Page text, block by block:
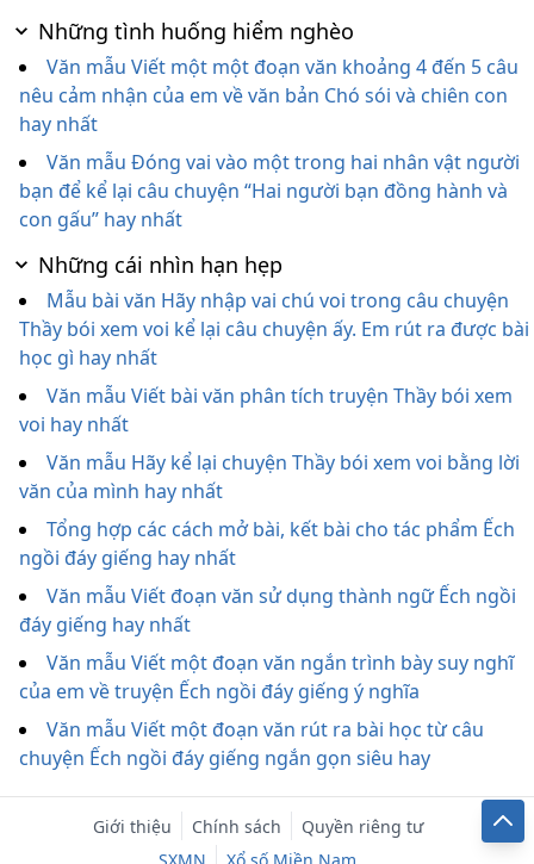
Những tình huống hiểm nghèo
Văn mẫu Viết một một đoạn văn khoảng 4 đến 5 câu
nêu cảm nhận của em về văn bản Chó sói và chiên con
hay nhất
Văn mẫu Đóng vai vào một trong hai nhân vật người
bạn để kể lại câu chuyện “Hai người bạn đồng hành và
con gấu” hay nhất
Những cái nhìn hạn hẹp
Mẫu bài văn Hãy nhập vai chú voi trong câu chuyện
Thầy bói xem voi kể lại câu chuyện ấy. Em rút ra được bài
học gì hay nhất
Văn mẫu Viết bài văn phân tích truyện Thầy bói xem
voi hay nhất
Văn mẫu Hãy kể lại chuyện Thầy bói xem voi bằng lời
văn của mình hay nhất
Tổng hợp các cách mở bài, kết bài cho tác phẩm Ếch
ngồi đáy giếng hay nhất
Văn mẫu Viết đoạn văn sử dụng thành ngữ Ếch ngồi
đáy giếng hay nhất
Văn mẫu Viết một đoạn văn ngắn trình bày suy nghĩ
của em về truyện Ếch ngồi đáy giếng ý nghĩa
Văn mẫu Viết một đoạn văn rút ra bài học từ câu
chuyện Ếch ngồi đáy giếng ngắn gọn siêu hay
Giới thiệu Chính sách
Quyền riêng tư